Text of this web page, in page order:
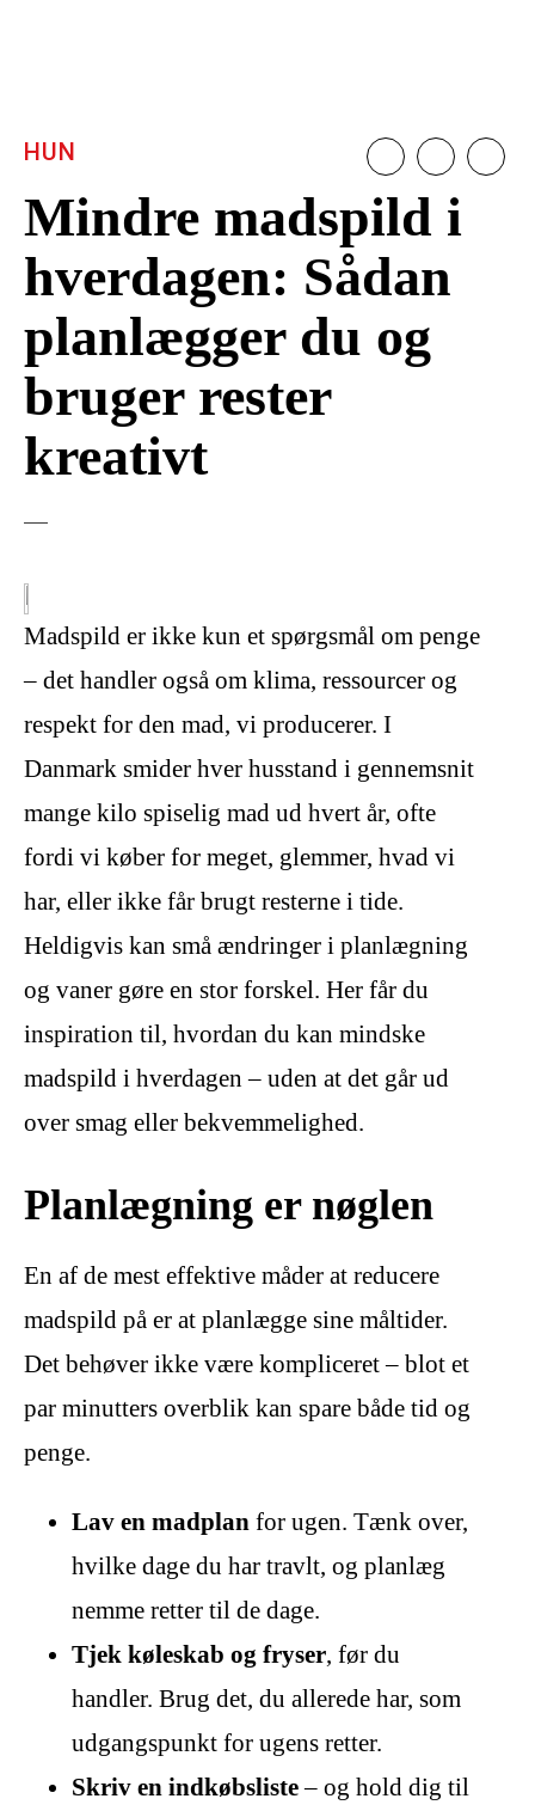
Mindre madspild i
hverdagen: Sådan
planlægger du og
bruger rester
kreativt
HUN
Madspild er ikke kun et spørgsmål om penge
– det handler også om klima, ressourcer og
respekt for den mad, vi producerer. I
Danmark smider hver husstand i gennemsnit
mange kilo spiselig mad ud hvert år, ofte
fordi vi køber for meget, glemmer, hvad vi
har, eller ikke får brugt resterne i tide.
Heldigvis kan små ændringer i planlægning
og vaner gøre en stor forskel. Her får du
inspiration til, hvordan du kan mindske
madspild i hverdagen – uden at det går ud
over smag eller bekvemmelighed.
Planlægning er nøglen
En af de mest effektive måder at reducere
madspild på er at planlægge sine måltider.
Det behøver ikke være kompliceret – blot et
par minutters overblik kan spare både tid og
penge.
Lav en madplan for ugen. Tænk over,
hvilke dage du har travlt, og planlæg
nemme retter til de dage.
Tjek køleskab og fryser, før du
handler. Brug det, du allerede har, som
udgangspunkt for ugens retter.
Skriv en indkøbsliste– og hold dig til